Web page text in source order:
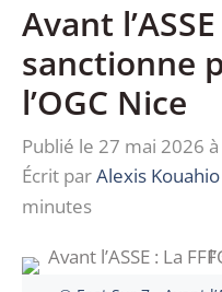
Avant
sanctionne
l’OGC Nice
Publié le 27 mai 2026
Écrit parAlexis Kouahio
minutes